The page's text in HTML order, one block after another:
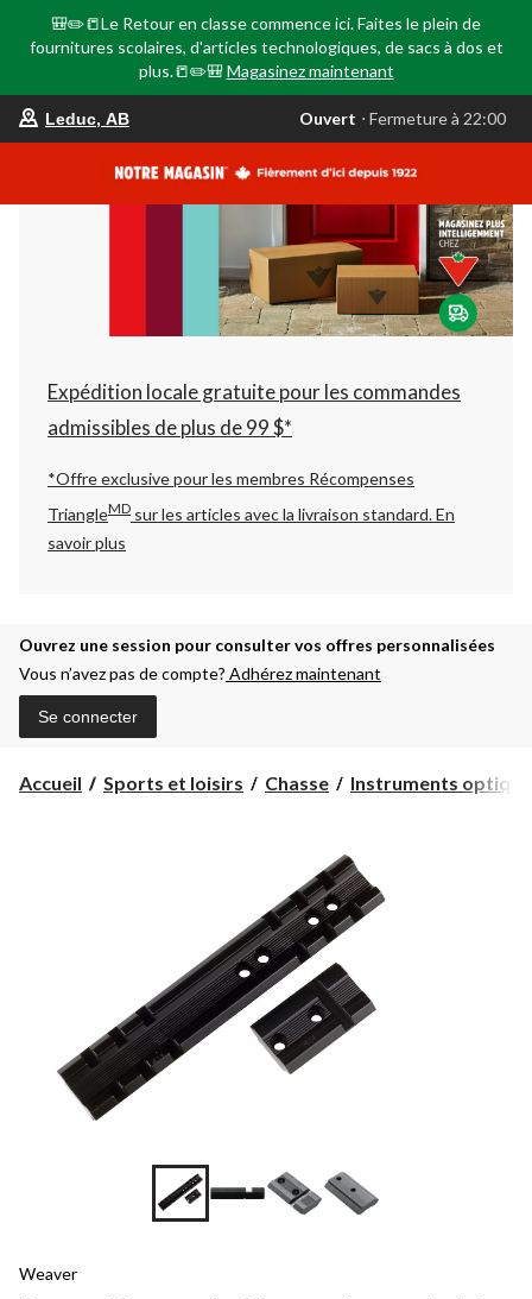
🎒✏️📒Le Retour en classe commence ici. Faites le plein de
fournitures scolaires, d'articles technologiques, de sacs à dos et
plus.📒✏️🎒 Magasinez maintenant
votre
est
AB,
Ouvert,
Fermeture
à
22:00
changer
Leduc, AB Ouvert ⋅ Fermeture à 22:00
Expédition locale gratuite pour les commandes
admissibles de plus de 99 $*
*Offre exclusive pour les membres Récompenses
TriangleMD sur les articles avec la livraison standard.En
savoir plus
Ouvrez une session pour consulter vos offres personnalisées
Vous n’avez pas de compte? Adhérez maintenant
Se connecter
Accueil Sports et loisirs Chasse Instruments
Weaver